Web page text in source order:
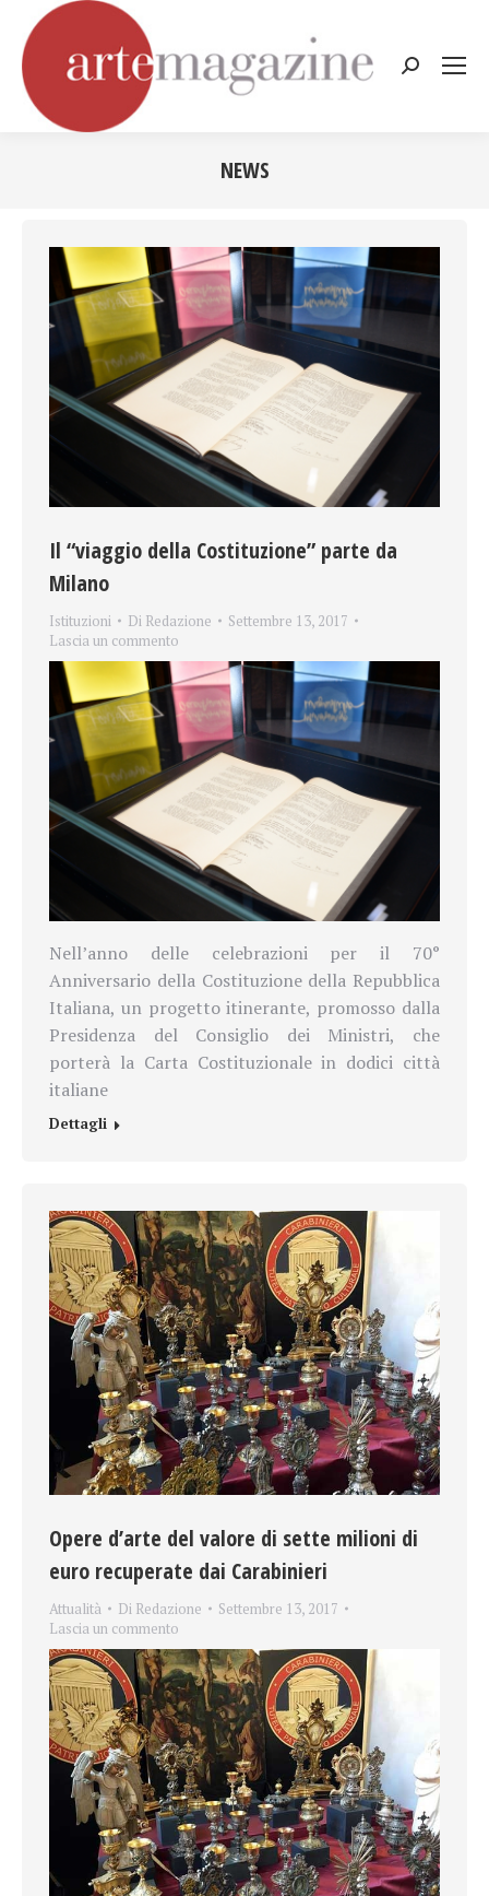
Cerca:
NEWS
Il “viaggio della Costituzione” parte da
Milano
Istituzioni Di Redazione
Settembre 13, 2017
Lascia un commento
Nell’anno delle celebrazioni per il 70°
Anniversario della Costituzione della Repubblica
Italiana, un progetto itinerante, promosso dalla
Presidenza del Consiglio dei Ministri, che
porterà la Carta Costituzionale in dodici città
italiane
Dettagli
Opere d’arte del valore di sette milioni di
euro recuperate dai Carabinieri
Attualità Di Redazione
Settembre 13, 2017
Lascia un commento